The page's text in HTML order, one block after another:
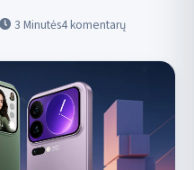
3 Minutės4 komentarų